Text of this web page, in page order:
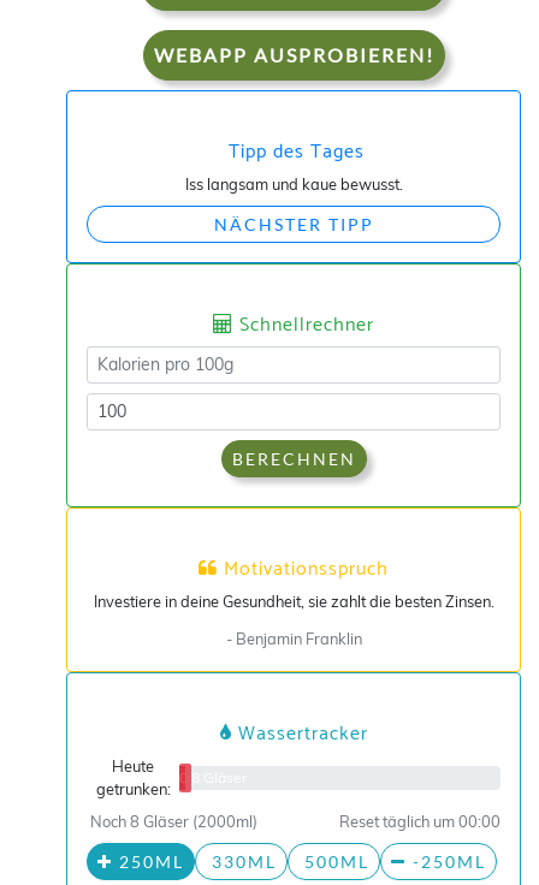
WEBAPP AUSPROBIEREN!
Tipp des Tages
Iss langsam und kaue bewusst.
NÄCHSTER TIPP
Schnellrechner
BERECHNEN
Motivationsspruch
Investiere in deine Gesundheit, sie zahlt die besten Zinsen.
- Benjamin Franklin
Wassertracker
Heute
getrunken:
0/8 Gläser
Noch 8 Gläser (2000ml) Reset täglich um 00:00
250ML 330ML 500ML -250ML